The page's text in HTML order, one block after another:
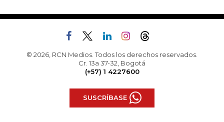
© 2026, RCN Medios. Todos los derechos reservados.
Cr. 13a 37-32, Bogotá
(+57) 1 4227600
SUSCRÍBASE